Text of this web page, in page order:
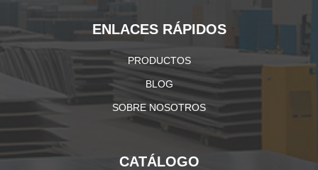
ENLACES RÁPIDOS
PRODUCTOS
BLOG
SOBRE NOSOTROS
CATÁLOGO